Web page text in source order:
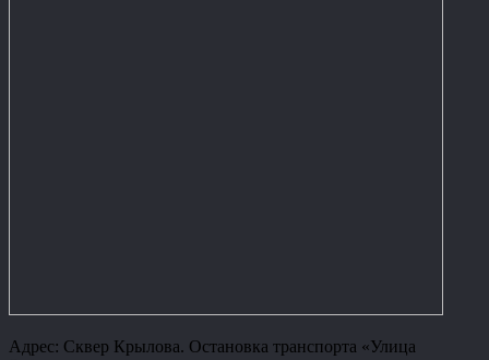
Адрес: Сквер Крылова. Остановка транспорта «Улица